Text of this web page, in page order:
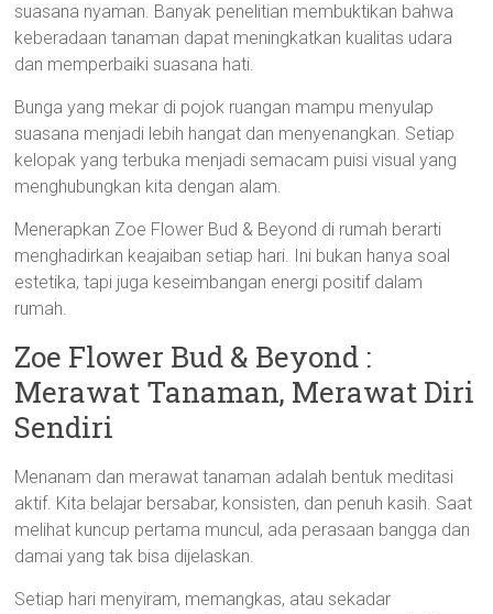
suasana nyaman. Banyak penelitian membuktikan bahwa
keberadaan tanaman dapat meningkatkan kualitas udara
dan memperbaiki suasana hati.
Bunga yang mekar di pojok ruangan mampu menyulap
suasana menjadi lebih hangat dan menyenangkan. Setiap
kelopak yang terbuka menjadi semacam puisi visual yang
menghubungkan kita dengan alam.
Menerapkan Zoe Flower Bud & Beyond di rumah berarti
menghadirkan keajaiban setiap hari. Ini bukan hanya soal
estetika, tapi juga keseimbangan energi positif dalam
rumah.
Zoe Flower Bud & Beyond :
Merawat Tanaman, Merawat Diri
Sendiri
Menanam dan merawat tanaman adalah bentuk meditasi
aktif. Kita belajar bersabar, konsisten, dan penuh kasih. Saat
melihat kuncup pertama muncul, ada perasaan bangga dan
damai yang tak bisa dijelaskan.
Setiap hari menyiram, memangkas, atau sekadar